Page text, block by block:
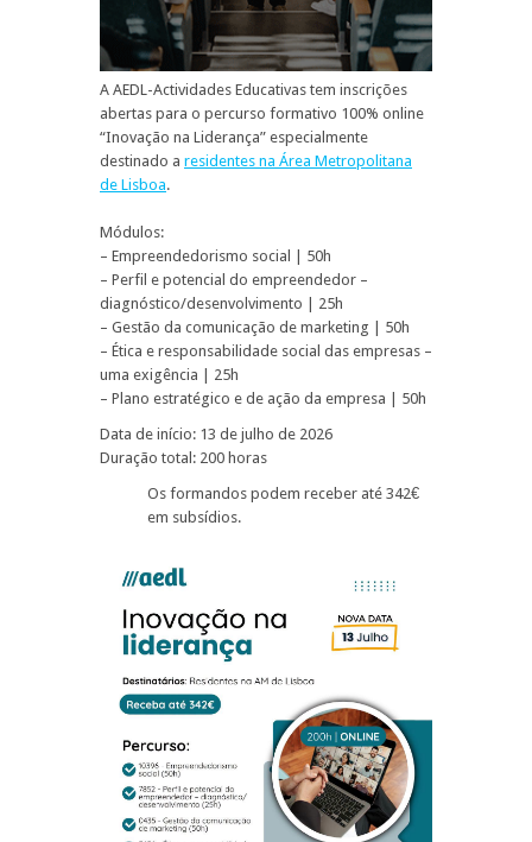
A AEDL-Actividades Educativas tem inscrições
abertas para o percurso formativo 100% online
“Inovação na Liderança” especialmente
destinado a residentes na Área Metropolitana
de Lisboa.
Módulos:
– Empreendedorismo social | 50h
– Perfil e potencial do empreendedor –
diagnóstico/desenvolvimento | 25h
– Gestão da comunicação de marketing | 50h
– Ética e responsabilidade social das empresas –
uma exigência | 25h
– Plano estratégico e de ação da empresa | 50h
Data de início: 13 de julho de 2026
Duração total: 200 horas
Os formandos podem receber até 342€
em subsídios.